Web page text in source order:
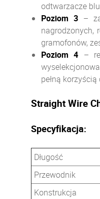
odtwarzacze
Poziom 3 –
nagrodzonych,
gramofonów,
Poziom 4 –
pełną
Straight Wire
Specyfikacja:
Długość
Przewodnik
Konstrukcja